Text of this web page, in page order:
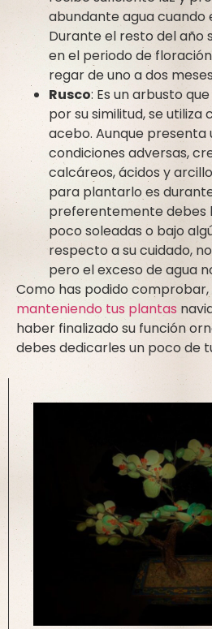
abundante agua cuando
Durante el resto del año
en el periodo de
regar de uno a dos
Rusco: Es un arbusto
por su similitud, se
acebo. Aunque
condiciones adversas,
calcáreos, ácidos y
para plantarlo es
preferentemente debes
poco soleadas o bajo
respecto a su cuidado,
pero el exceso de agua
Como has podido comprobar,
manteniendo tus plantas
haber finalizado su función
debes dedicarles un poco de